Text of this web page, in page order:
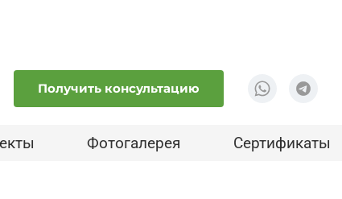
Получить консультацию
Фотогалерея Сертификаты